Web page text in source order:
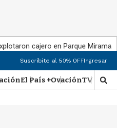
cajero en Parque Miramar
Suscribite al 50% OFFIngresar
El País +OvaciónTV Show
M
o